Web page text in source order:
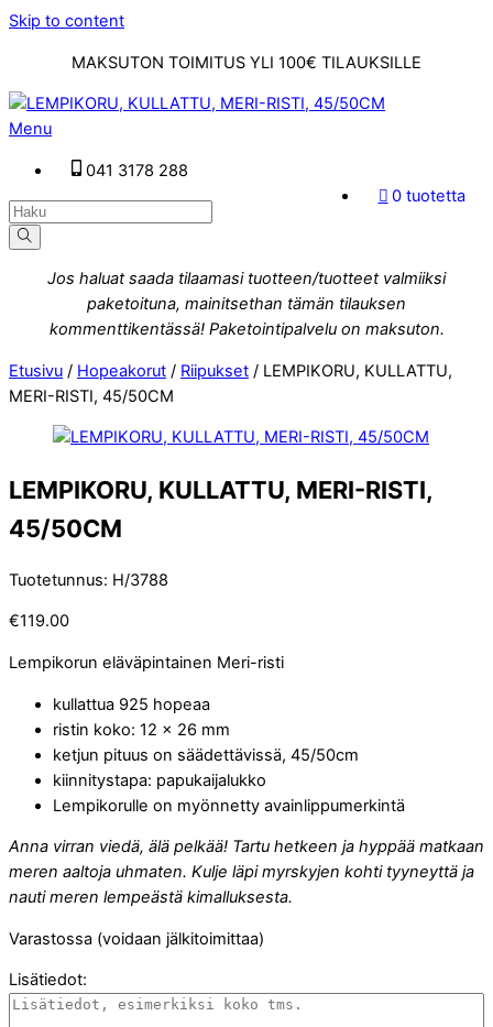
Skip to content
MAKSUTON TOIMITUS YLI 100€ TILAUKSILLE
Menu
041 3178 288
0 tuotetta
Jos haluat saada tilaamasi tuotteen/tuotteet valmiiksi
paketoituna, mainitsethan tämän tilauksen
kommenttikentässä! Paketointipalvelu on maksuton.
Etusivu / Hopeakorut / Riipukset / LEMPIKORU, KULLATTU,
MERI-RISTI, 45/50CM
LEMPIKORU, KULLATTU, MERI-RISTI,
45/50CM
Tuotetunnus: H/3788
€119.00
Lempikorun eläväpintainen Meri-risti
kullattua 925 hopeaa
ristin koko: 12 x 26 mm
ketjun pituus on säädettävissä, 45/50cm
kiinnitystapa: papukaijalukko
Lempikorulle on myönnetty avainlippumerkintä
Anna virran viedä, älä pelkää! Tartu hetkeen ja hyppää matkaan
meren aaltoja uhmaten. Kulje läpi myrskyjen kohti tyyneyttä ja
nauti meren lempeästä kimalluksesta.
Varastossa (voidaan jälkitoimittaa)
Lisätiedot: